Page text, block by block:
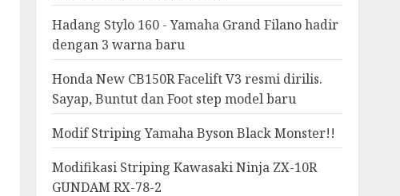
Hadang Stylo 160 - Yamaha Grand Filano hadir
dengan 3 warna baru
Honda New CB150R Facelift V3 resmi dirilis.
Sayap, Buntut dan Foot step model baru
Modif Striping Yamaha Byson Black Monster!!
Modifikasi Striping Kawasaki Ninja ZX-10R
GUNDAM RX-78-2